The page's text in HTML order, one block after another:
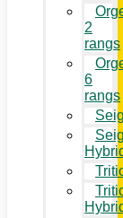
2
rangs
6
rangs